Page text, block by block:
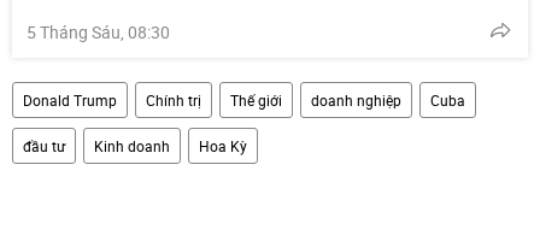
5 Tháng Sáu, 08:30
Donald Trump Chính trị Thế giới doanh nghiệp Cuba
đầu tư Kinh doanh Hoa Kỳ